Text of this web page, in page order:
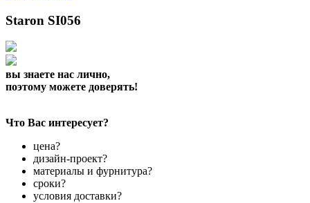
Staron SI056
вы знаете нас лично,
поэтому можете доверять!
Что Вас интересует?
цена?
дизайн-проект?
материалы и фурнитура?
сроки?
условия доставки?